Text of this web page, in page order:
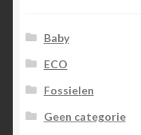
Baby
ECO
Fossielen
Geen categorie